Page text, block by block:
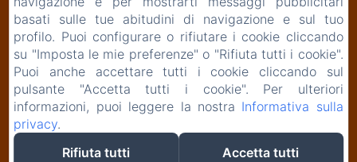
Ristoranti
Humanitas
Contatti
basati sulle tue abitudini di navigazione e sul tuo
profilo. Puoi configurare o rifiutare i cookie cliccando
su "Imposta le mie preferenze" o "Rifiuta tutti i cookie".
Puoi anche accettare tutti i cookie cliccando sul
pulsante "Accetta tutti i cookie". Per ulteriori
informazioni, puoi leggere la nostra Informativa sulla
privacy.
Rifiuta tutti
Accetta tutti